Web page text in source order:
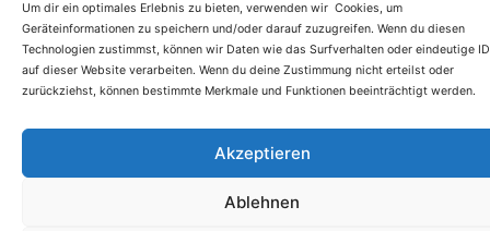
Um dir ein optimales Erlebnis zu bieten, verwenden wir Cookies, um
Geräteinformationen zu speichern und/oder darauf zuzugreifen. Wenn du diesen
Technologien zustimmst, können wir Daten wie das Surfverhalten oder eindeutige
auf dieser Website verarbeiten. Wenn du deine Zustimmung nicht erteilst oder
zurückziehst, können bestimmte Merkmale und Funktionen beeinträchtigt werden.
Akzeptieren
Ablehnen